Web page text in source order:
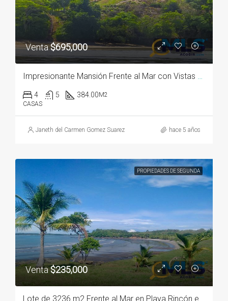
Venta$695,000
Impresionante Mansión Frente al Mar con Vistas Espectaculares
4 5 384.00M2
CASAS
Janeth del Carmen Gomez Suarez hace 5 años
PROPIEDADES DE SEGUNDA
Venta$235,000